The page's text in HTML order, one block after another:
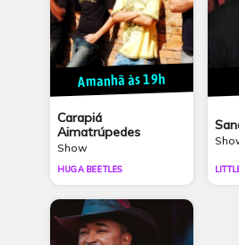
Amanhã às 19h
Carapiá
Aimatrúpedes
Show
HUGA BEETLES